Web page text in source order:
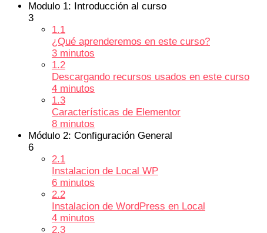
Modulo 1: Introducción al curso
3
1.1
¿Qué aprenderemos en este curso?
3 minutos
1.2
Descargando recursos usados en este curso
4 minutos
1.3
Características de Elementor
8 minutos
Módulo 2: Configuración General
6
2.1
Instalacion de Local WP
6 minutos
2.2
Instalacion de WordPress en Local
4 minutos
2.3